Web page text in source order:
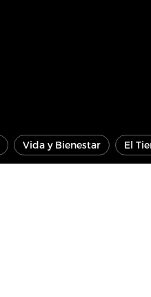
Vida y Bienestar El